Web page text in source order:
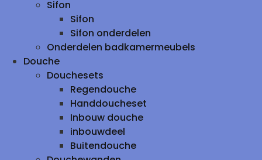
Sifon
Sifon
Sifon onderdelen
Onderdelen badkamermeubels
Douche
Douchesets
Regendouche
Handdoucheset
Inbouw douche
inbouwdeel
Buitendouche